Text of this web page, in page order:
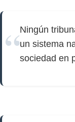
Ningún
un sistema
sociedad en